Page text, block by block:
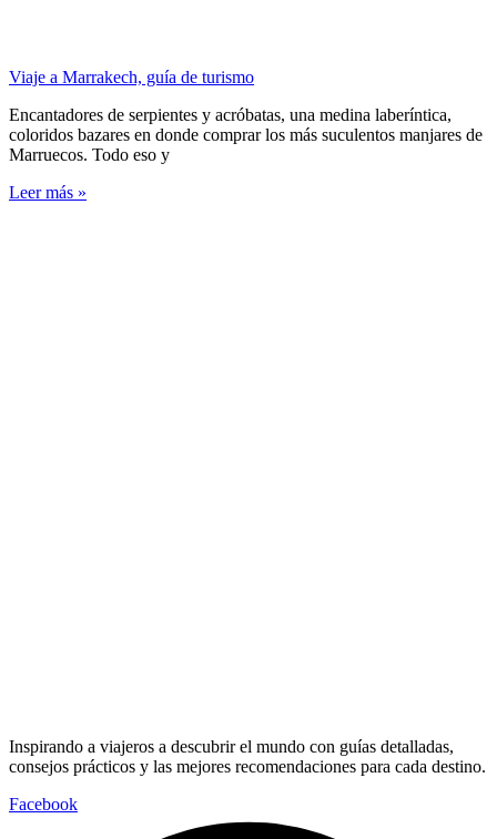
Viaje a Marrakech, guía de turismo
Encantadores de serpientes y acróbatas, una medina laberíntica,
coloridos bazares en donde comprar los más suculentos manjares de
Marruecos. Todo eso y
Leer más »
Inspirando a viajeros a descubrir el mundo con guías detalladas,
consejos prácticos y las mejores recomendaciones para cada destino.
Facebook